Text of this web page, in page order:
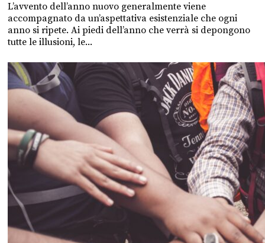
L’avvento dell’anno nuovo generalmente viene
accompagnato da un’aspettativa esistenziale che ogni
anno si ripete. Ai piedi dell’anno che verrà si depongono
tutte le illusioni, le...